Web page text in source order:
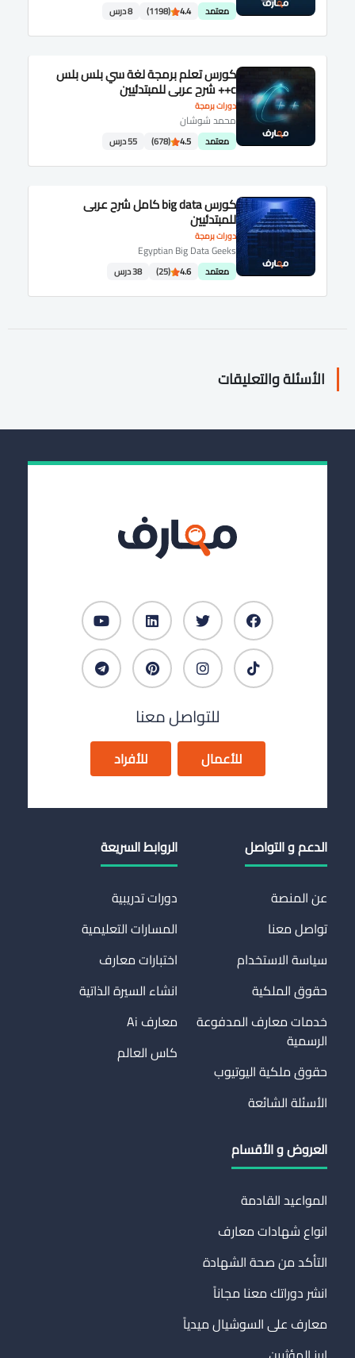
معتمد 4.4
(1198) 8 درس
دورات برمجة
كورس تعلم برمجة لغة سي بلس بلس
c++ شرح عربى للمبتدئيين
محمد شوشان
معتمد 4.5
(678) 55 درس
دورات برمجة
كورس big data كامل شرح عربى
للمبتدئيين
Egyptian Big Data Geeks
معتمد 4.6
(25) 38 درس
الأسئلة والتعليقات
للتواصل معنا
للأعمال للأفراد
الدعم و التواصل
عن المنصة
تواصل معنا
سياسة الاستخدام
حقوق الملكية
خدمات معارف المدفوعة
الرسمية
حقوق ملكية اليوتيوب
الأسئلة الشائعة
الروابط السريعة
دورات تدريبية
المسارات التعليمية
اختبارات معارف
انشاء السيرة الذاتية
معارف Ai
كاس العالم
العروض و الأقسام
المواعيد القادمة
انواع شهادات معارف
التأكد من صحة الشهادة
انشر دوراتك معنا مجاناً
معارف على السوشيال ميدياً